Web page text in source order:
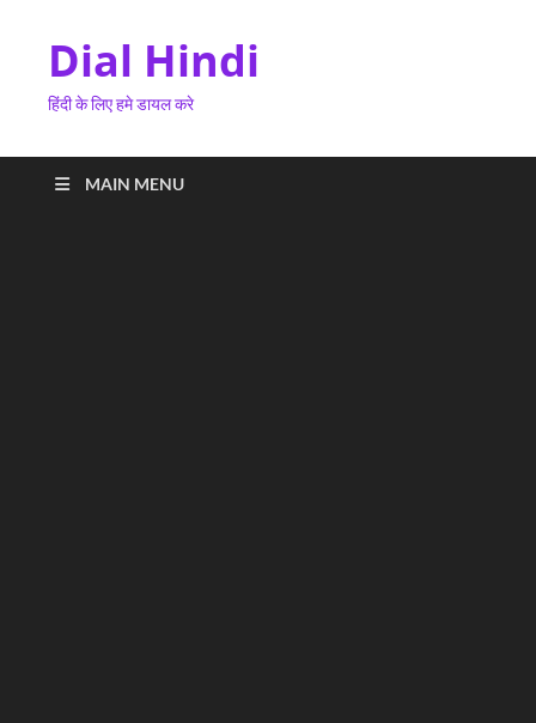
Dial Hindi
हिंदी के लिए हमे डायल करे
MAIN MENU